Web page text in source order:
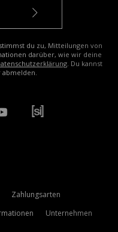
du zu, Mitteilungen von
darüber, wie wir deine
. Du kannst
Zahlungsarten
Unternehmen